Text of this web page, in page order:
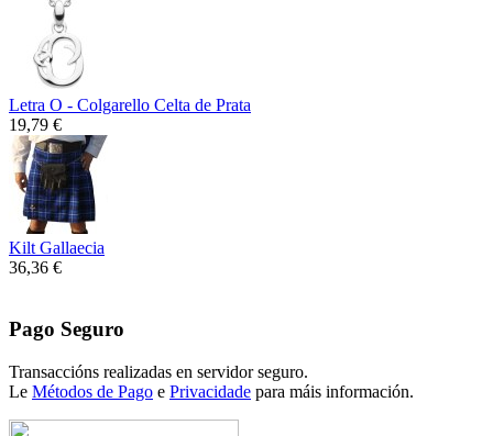
Letra O - Colgarello Celta de Prata
19,79 €
Kilt Gallaecia
36,36 €
Pago Seguro
Transaccións realizadas en servidor seguro.
Le Métodos de Pago e Privacidade para máis información.